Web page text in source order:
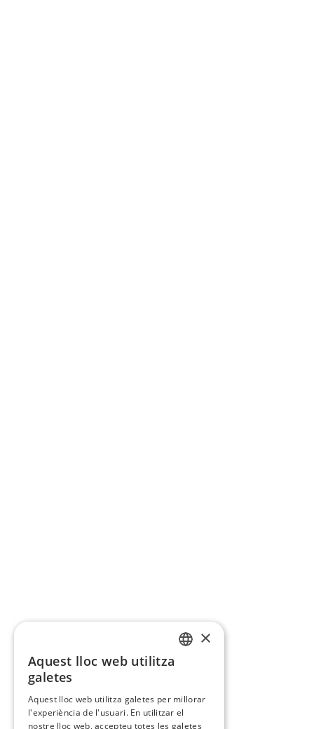
×
Aquest lloc web utilitza
galetes
Aquest lloc web utilitza galetes per millorar
l'experiència de l'usuari. En utilitzar el
nostre lloc web, accepteu totes les galetes